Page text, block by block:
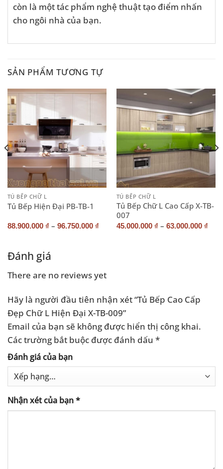
còn là một tác phẩm nghệ thuật tạo điểm nhấn
cho ngôi nhà của bạn.
SẢN PHẨM TƯƠNG TỰ
TỦ BẾP CHỮ L
Tủ Bếp Hiện Đại PB-TB-1
88.900.000 ₫ – 96.750.000 ₫
TỦ BẾP CHỮ L
Tủ Bếp Chữ L Cao Cấp X-TB-
007
45.000.000 ₫ – 63.000.000 ₫
Đánh giá
There are no reviews yet
Hãy là người đầu tiên nhận xét “Tủ Bếp Cao Cấp
Đẹp Chữ L Hiện Đại X-TB-009”
Email của bạn sẽ không được hiển thị công khai.
Các trường bắt buộc được đánh dấu *
Đánh giá của bạn
Nhận xét của bạn*